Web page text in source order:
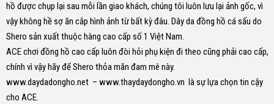
hồ được chụp lại sau mỗi lần giao khách, chúng tôi luôn lưu lại ảnh gốc, vì
vậy không hề sợ ăn cắp hình ảnh từ bất kỳ đâu. Dây da đồng hồ cá sấu do
Shero sản xuất thuộc hàng cao cấp số 1 Việt Nam.
ACE chơi đồng hồ cao cấp luôn đòi hỏi phụ kiện đi theo cũng phải cao cấp,
chính vì vậy hãy để Shero thỏa mãn đam mê này.
www.daydadongho.net – www.thaydaydongho.vn là sự lựa chọn tin cậy
cho ACE.